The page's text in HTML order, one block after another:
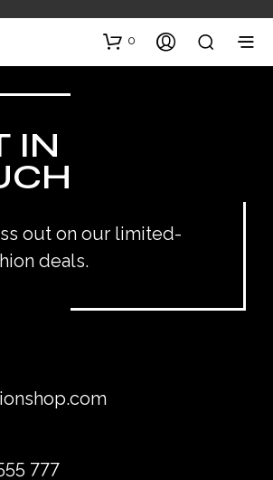
0
IN
out on our limited-
deals.
777